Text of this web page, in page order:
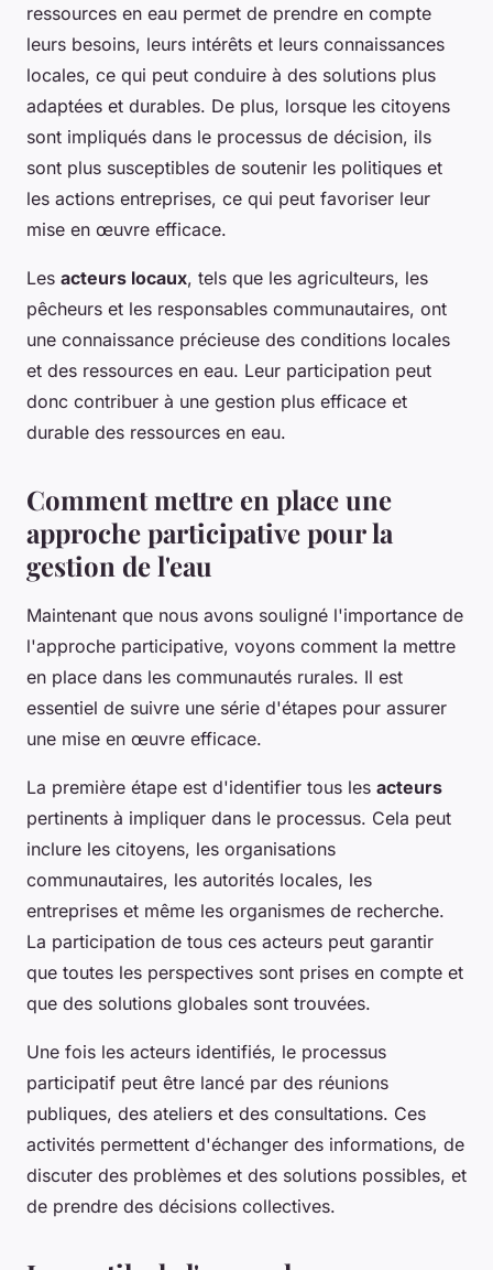
ressources en eau permet de prendre en compte
leurs besoins, leurs intérêts et leurs connaissances
locales, ce qui peut conduire à des solutions plus
adaptées et durables. De plus, lorsque les citoyens
sont impliqués dans le processus de décision, ils
sont plus susceptibles de soutenir les politiques et
les actions entreprises, ce qui peut favoriser leur
mise en œuvre efficace.
Les acteurs locaux, tels que les agriculteurs, les
pêcheurs et les responsables communautaires, ont
une connaissance précieuse des conditions locales
et des ressources en eau. Leur participation peut
donc contribuer à une gestion plus efficace et
durable des ressources en eau.
Comment mettre en place une
approche participative pour la
gestion de l'eau
Maintenant que nous avons souligné l'importance de
l'approche participative, voyons comment la mettre
en place dans les communautés rurales. Il est
essentiel de suivre une série d'étapes pour assurer
une mise en œuvre efficace.
La première étape est d'identifier tous les acteurs
pertinents à impliquer dans le processus. Cela peut
inclure les citoyens, les organisations
communautaires, les autorités locales, les
entreprises et même les organismes de recherche.
La participation de tous ces acteurs peut garantir
que toutes les perspectives sont prises en compte et
que des solutions globales sont trouvées.
Une fois les acteurs identifiés, le processus
participatif peut être lancé par des réunions
publiques, des ateliers et des consultations. Ces
activités permettent d'échanger des informations, de
discuter des problèmes et des solutions possibles, et
de prendre des décisions collectives.